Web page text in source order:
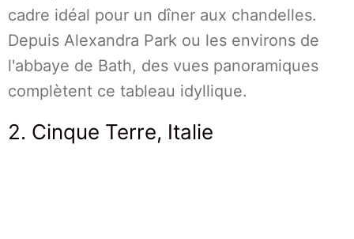
cadre idéal pour un dîner aux chandelles.
Depuis Alexandra Park ou les environs de
l'abbaye de Bath, des vues panoramiques
complètent ce tableau idyllique.
2. Cinque Terre, Italie